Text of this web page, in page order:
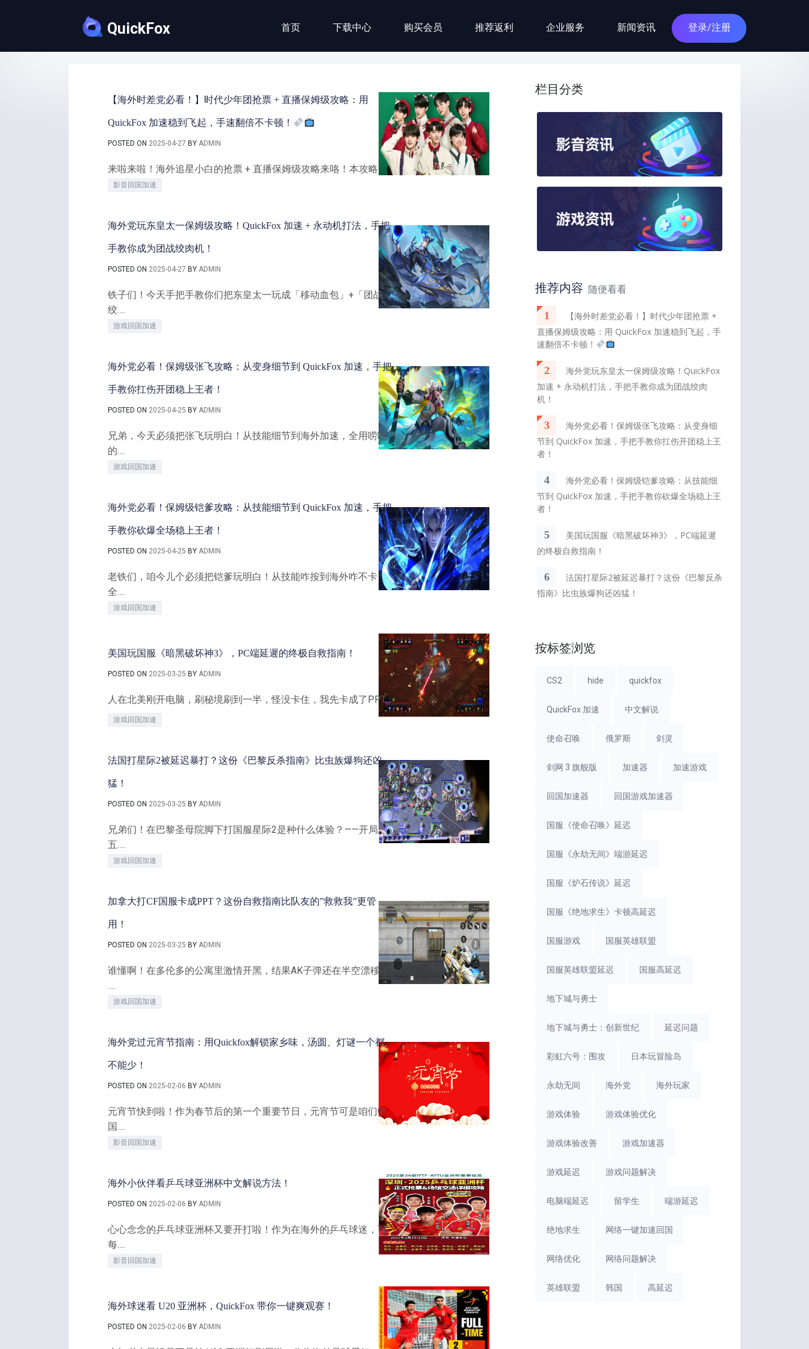
QuickFox 首页 下载中心 购买会员 推荐返利 企业服务 新闻资讯 登录/注册
影音回国加速
【海外时差党必看！】时代少年团抢票 + 直播保姆级攻略：用
QuickFox 加速稳到飞起，手速翻倍不卡顿！
POSTED ON 2025-04-27 BY ADMIN
来啦来啦！海外追星小白的抢票 + 直播保姆级攻略来咯！本攻略….
游戏回国加速
海外党玩东皇太一保姆级攻略！QuickFox 加速 + 永动机打法，手把
手教你成为团战绞肉机！
POSTED ON 2025-04-27 BY ADMIN
铁子们！今天手把手教你们把东皇太一玩成「移动血包」+「团战
绞….
游戏回国加速
海外党必看！保姆级张飞攻略：从变身细节到 QuickFox 加速，手把
手教你扛伤开团稳上王者！
POSTED ON 2025-04-25 BY ADMIN
兄弟，今天必须把张飞玩明白！从技能细节到海外加速，全用唠嗑
的….
游戏回国加速
海外党必看！保姆级铠爹攻略：从技能细节到 QuickFox 加速，手把
手教你砍爆全场稳上王者！
POSTED ON 2025-04-25 BY ADMIN
老铁们，咱今儿个必须把铠爹玩明白！从技能咋按到海外咋不卡，
全….
游戏回国加速
美国玩国服《暗黑破坏神3》，PC端延遲的终极自救指南！
POSTED ON 2025-03-25 BY ADMIN
人在北美刚开电脑，刷秘境刷到一半，怪没卡住，我先卡成了PPT….
游戏回国加速
法国打星际2被延迟暴打？这份《巴黎反杀指南》比虫族爆狗还凶
猛！
POSTED ON 2025-03-25 BY ADMIN
兄弟们！在巴黎圣母院脚下打国服星际2是种什么体验？——开局
五….
游戏回国加速
加拿大打CF国服卡成PPT？这份自救指南比队友的”救救我”更管
用！
POSTED ON 2025-03-25 BY ADMIN
谁懂啊！在多伦多的公寓里激情开黑，结果AK子弹还在半空漂移，
….
影音回国加速
海外党过元宵节指南：用Quickfox解锁家乡味，汤圆、灯谜一个都
不能少！
POSTED ON 2025-02-06 BY ADMIN
元宵节快到啦！作为春节后的第一个重要节日，元宵节可是咱们中
国….
影音回国加速
海外小伙伴看乒乓球亚洲杯中文解说方法！
POSTED ON 2025-02-06 BY ADMIN
心心念念的乒乓球亚洲杯又要开打啦！作为在海外的乒乓球迷，可
每….
海外球迷看 U20 亚洲杯，QuickFox 带你一键爽观赛！
POSTED ON 2025-02-06 BY ADMIN
栏目分类
推荐内容 随便看看
1
【海外时差党必看！】时代少年团抢票 +
直播保姆级攻略：用 QuickFox 加速稳到飞起，手
速翻倍不卡顿！
2
海外党玩东皇太一保姆级攻略！QuickFox
加速 + 永动机打法，手把手教你成为团战绞肉
机！
3
海外党必看！保姆级张飞攻略：从变身细
节到 QuickFox 加速，手把手教你扛伤开团稳上王
者！
4
海外党必看！保姆级铠爹攻略：从技能细
节到 QuickFox 加速，手把手教你砍爆全场稳上王
者！
5
美国玩国服《暗黑破坏神3》，PC端延遲
的终极自救指南！
6
法国打星际2被延迟暴打？这份《巴黎反杀
指南》比虫族爆狗还凶猛！
按标签浏览
CS2 hide quickfox
QuickFox 加速 中文解说
使命召唤 俄罗斯 剑灵
剑网 3 旗舰版 加速器 加速游戏
回国加速器 回国游戏加速器
国服《使命召唤》延迟
国服《永劫无间》端游延迟
国服《炉石传说》延迟
国服《绝地求生》卡顿高延迟
国服游戏 国服英雄联盟
国服英雄联盟延迟 国服高延迟
地下城与勇士
地下城与勇士：创新世纪 延迟问题
彩虹六号：围攻 日本玩冒险岛
永劫无间 海外党 海外玩家
游戏体验 游戏体验优化
游戏体验改善 游戏加速器
游戏延迟 游戏问题解决
电脑端延迟 留学生 端游延迟
绝地求生 网络一键加速回国
网络优化 网络问题解决
英雄联盟 韩国 高延迟